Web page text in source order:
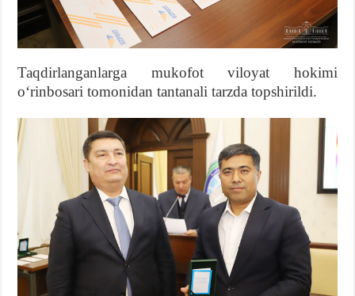
Taqdirlanganlarga mukofot viloyat hokimi
oʻrinbosari tomonidan tantanali tarzda topshirildi.